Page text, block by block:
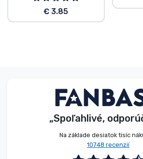
€ 3.85
„Spoľahlivé,
Na základe desiatok tisíc
10748 recenzií